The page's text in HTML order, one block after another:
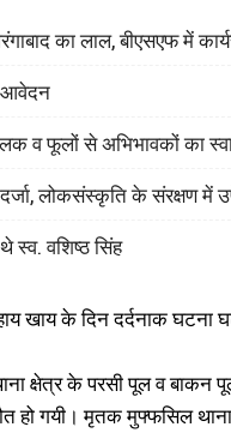
I WANT IN
का लाल, बीएसएफ में
आवेदन
व फूलों से अभिभावकों का
दर्जा, लोकसंस्कृति के संरक्षण
स्व. वशिष्ठ सिंह
खाय के दिन दर्दनाक घटना
क्षेत्र के परसी पूल व बाकन
हो गयी। मृतक मुफ्फसिल